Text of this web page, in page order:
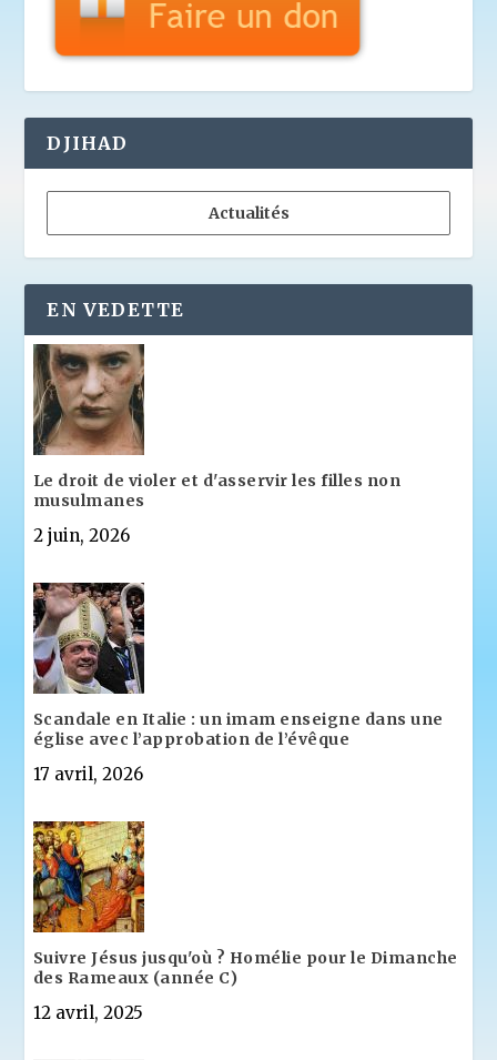
DJIHAD
Actualités
EN VEDETTE
Le droit de violer et d'asservir les filles non
musulmanes
2 juin, 2026
Scandale en Italie : un imam enseigne dans une
église avec l’approbation de l’évêque
17 avril, 2026
Suivre Jésus jusqu'où ? Homélie pour le Dimanche
des Rameaux (année C)
12 avril, 2025